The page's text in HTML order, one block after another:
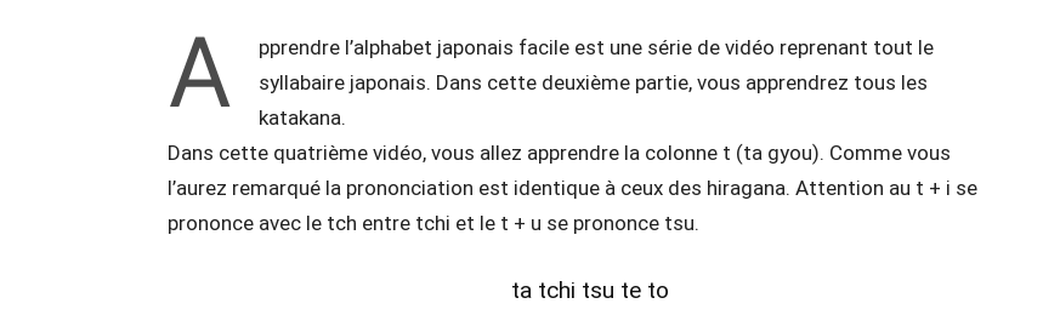
A
pprendre l’alphabet japonais facile est une série de vidéo reprenant tout le
syllabaire japonais. Dans cette deuxième partie, vous apprendrez tous les
katakana.
Dans cette quatrième vidéo, vous allez apprendre la colonne t (ta gyou). Comme vous
l’aurez remarqué la prononciation est identique à ceux des hiragana. Attention au t + i se
prononce avec le tch entre tchi et le t + u se prononce tsu.
ta tchi tsu te to